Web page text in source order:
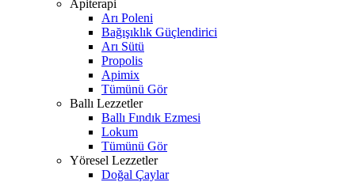
Apiterapi
Arı Poleni
Bağışıklık Güçlendirici
Arı Sütü
Propolis
Apimix
Tümünü Gör
Ballı Lezzetler
Ballı Fındık Ezmesi
Lokum
Tümünü Gör
Yöresel Lezzetler
Doğal Çaylar